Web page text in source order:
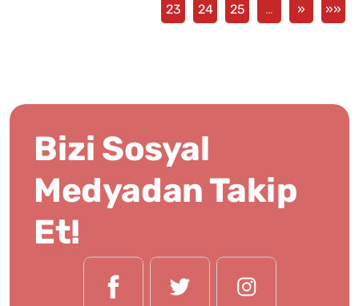
23 24 25 … » »»
Bizi Sosyal
Medyadan Takip
Et!